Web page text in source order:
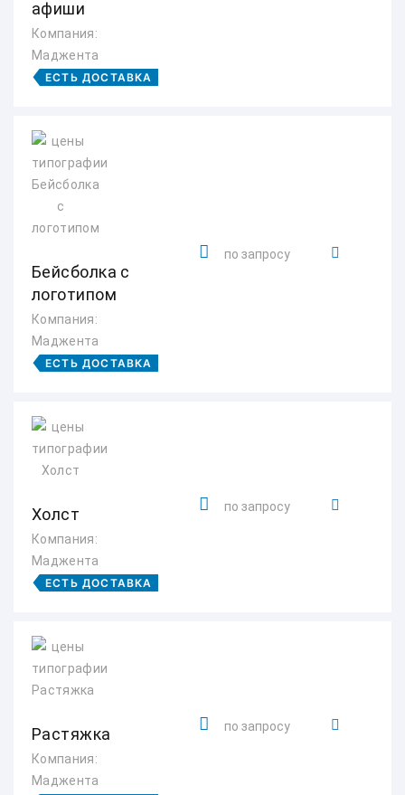
афиши
Компания:
Маджента
ЕСТЬ ДОСТАВКА
Бейсболка с
логотипом
Компания:
Маджента
ЕСТЬ ДОСТАВКА
по запросу
Холст
Компания:
Маджента
ЕСТЬ ДОСТАВКА
по запросу
Растяжка
Компания:
Маджента
по запросу